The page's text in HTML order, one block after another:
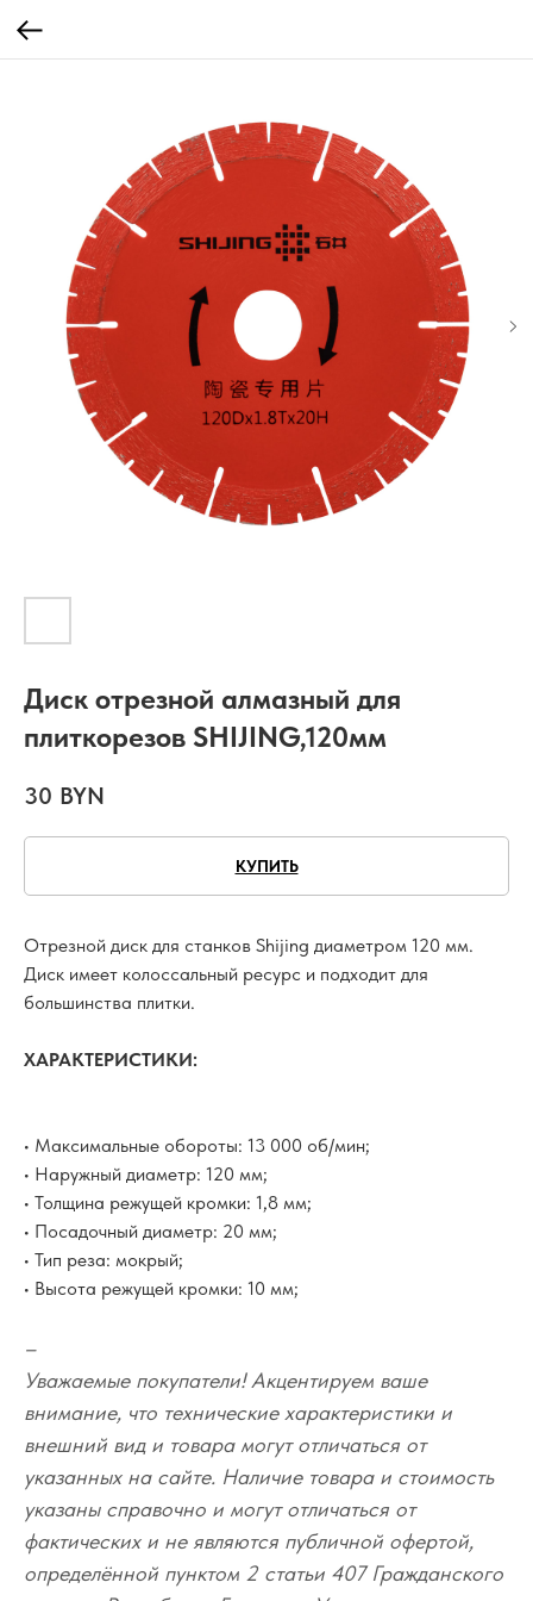
Диск отрезной алмазный для
плиткорезов SHIJING,120мм
30 BYN
КУПИТЬ
Отрезной диск для станков Shijing диаметром 120 мм.
Диск имеет колоссальный ресурс и подходит для
большинства плитки.
ХАРАКТЕРИСТИКИ:
• Максимальные обороты: 13 000 об/мин;
• Наружный диаметр: 120 мм;
• Толщина режущей кромки: 1,8 мм;
• Посадочный диаметр: 20 мм;
• Тип реза: мокрый;
• Высота режущей кромки: 10 мм;
–
Уважаемые покупатели! Акцентируем ваше
внимание, что технические характеристики и
внешний вид и товара могут отличаться от
указанных на сайте. Наличие товара и стоимость
указаны справочно и могут отличаться от
фактических и не являются публичной офертой,
определённой пунктом 2 статьи 407 Гражданского